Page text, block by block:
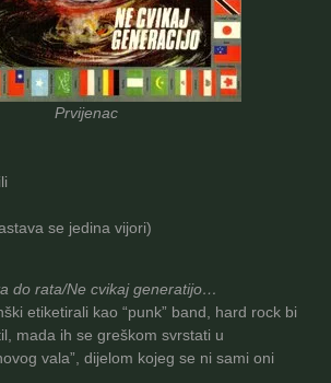
Prvijenac
se jedina vijori)
do rata/Ne cvikaj generatijo…
etiketirali kao “punk” band, hard rock bi
mada ih se greškom svrstati u
vala”, dijelom kojeg se ni sami oni